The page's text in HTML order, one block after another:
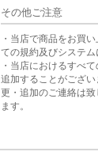
その他ご注意
・当店で商品をお買
ての規約及びシステム
・当店におけるすべ
追加することがござ
更・追加のご連絡は
ます。